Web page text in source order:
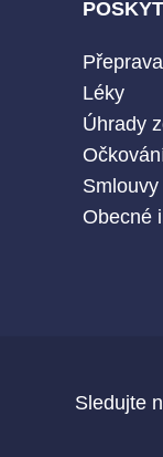
Léky
Úhrady
Obecné
Sledujte